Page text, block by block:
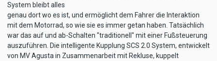
System bleibt alles
genau dort wo es ist, und ermöglicht dem Fahrer die Interaktion
mit dem Motorrad, so wie sie es immer getan haben. Tatsächlich
war das auf und ab-Schalten "traditionell" mit einer Fußsteuerung
auszuführen. Die intelligente Kupplung SCS 2.0 System, entwickelt
von MV Agusta in Zusammenarbeit mit Rekluse, kuppelt